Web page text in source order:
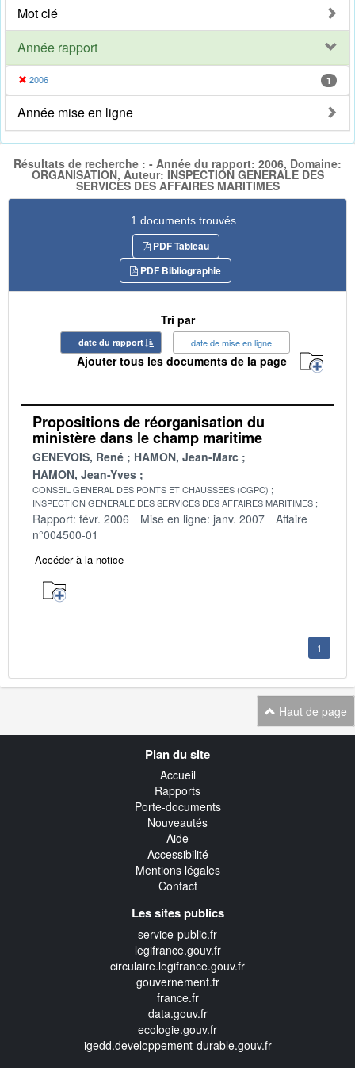
Mot clé
Année rapport
2006 1
Année mise en ligne
Résultats de recherche : - Année du rapport: 2006, Domaine:
ORGANISATION, Auteur: INSPECTION GENERALE DES
SERVICES DES AFFAIRES MARITIMES
1 documents trouvés
PDF Tableau
PDF Bibliographie
Tri par
date du rapport date de mise en ligne
Ajouter tous les documents de la page
Propositions de réorganisation du
ministère dans le champ maritime
GENEVOIS, René
HAMON, Jean-Marc
HAMON, Jean-Yves
CONSEIL GENERAL DES PONTS ET CHAUSSEES (CGPC)
INSPECTION GENERALE DES SERVICES DES AFFAIRES MARITIMES
Rapport: févr. 2006 Mise en ligne: janv. 2007
Affaire
n°004500-01
Accéder à la notice
1
Haut de page
Plan du site
Accueil
Rapports
Porte-documents
Nouveautés
Aide
Accessibilité
Mentions légales
Contact
Les sites publics
service-public.fr
legifrance.gouv.fr
circulaire.legifrance.gouv.fr
gouvernement.fr
france.fr
data.gouv.fr
ecologie.gouv.fr
igedd.developpement-durable.gouv.fr